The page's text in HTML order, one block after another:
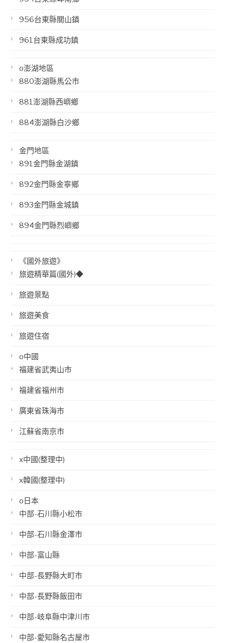
956台東縣關山鎮
961台東縣成功鎮
o澎湖地區
880澎湖縣馬公市
881澎湖縣西嶼鄉
884澎湖縣白沙鄉
金門地區
891金門縣金湖鎮
892金門縣金寧鄉
893金門縣金城鎮
894金門縣烈嶼鄉
《國外旅遊》
旅遊精華篇(國外)◆
旅遊景點
旅遊美食
旅遊住宿
o中國
福建省武夷山市
福建省福州市
廣東省珠海市
江蘇省南京市
x中國(整理中)
x韓國(整理中)
o日本
中部-石川縣小松市
中部-石川縣金澤市
中部-富山縣
中部-長野縣大町市
中部-長野縣飯田市
中部-岐阜縣中津川市
中部-愛知縣名古屋市